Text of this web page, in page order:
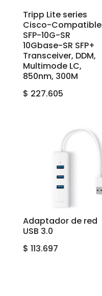
Tripp Lite series
Cisco-Compatible
SFP-10G-SR
10Gbase-SR SFP+
Transceiver, DDM,
Multimode LC,
850nm, 300M
$ 227.605
Adaptador de red
USB 3.0
$ 113.697